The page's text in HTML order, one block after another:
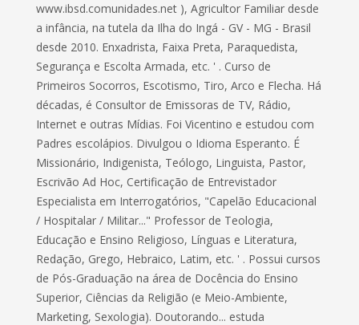
www.ibsd.comunidades.net ), Agricultor Familiar desde
a infância, na tutela da Ilha do Ingá - GV - MG - Brasil
desde 2010. Enxadrista, Faixa Preta, Paraquedista,
Segurança e Escolta Armada, etc. ' . Curso de
Primeiros Socorros, Escotismo, Tiro, Arco e Flecha. Há
décadas, é Consultor de Emissoras de TV, Rádio,
Internet e outras Mídias. Foi Vicentino e estudou com
Padres escolápios. Divulgou o Idioma Esperanto. É
Missionário, Indigenista, Teólogo, Linguista, Pastor,
Escrivão Ad Hoc, Certificação de Entrevistador
Especialista em Interrogatórios, "Capelão Educacional
/ Hospitalar / Militar..." Professor de Teologia,
Educação e Ensino Religioso, Línguas e Literatura,
Redação, Grego, Hebraico, Latim, etc. ' . Possui cursos
de Pós-Graduação na área de Docência do Ensino
Superior, Ciências da Religião (e Meio-Ambiente,
Marketing, Sexologia). Doutorando... estuda